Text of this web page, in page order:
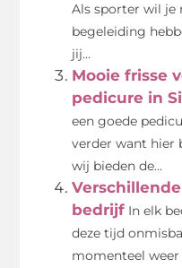
Als sporter wil je
begeleiding
jij...
Mooie frisse
pedicure in
een goede
verder want hier
wij bieden de...
bedrijf In elk
deze tijd
momenteel